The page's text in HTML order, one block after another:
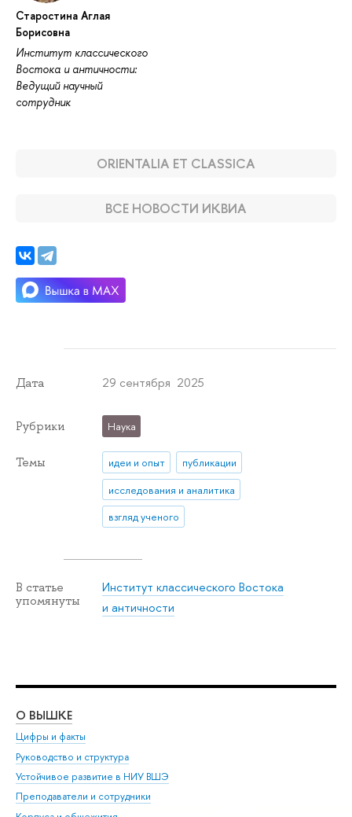
Старостина Аглая
Борисовна
Институт классического
Востока и античности:
Ведущий научный
сотрудник
ORIENTALIA ET CLASSICA
ВСЕ НОВОСТИ ИКВИА
Дата 29 сентября 2025
Рубрики Наука
Темы идеи и опыт
публикации
исследования и аналитика
взгляд ученого
В статье
упомянуты
Институт классического Востока
и античности
О ВЫШКЕ
Цифры и факты
Руководство и структура
Устойчивое развитие в НИУ ВШЭ
Преподаватели и сотрудники